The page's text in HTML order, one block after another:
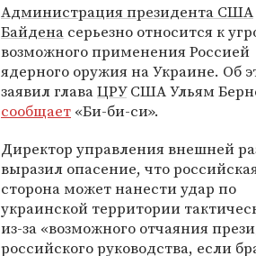
Администрация президента США
Байдена серьезно относится к
возможного применения Россией
ядерного оружия на Украине. Об
заявил главаЦРУСША Ульям
сообщает «Би-би-си».
Директор управления внешней
выразил опасение, что
сторона может нанести удар по
украинской территории
из-за «возможного отчаяния
российского руководства, если